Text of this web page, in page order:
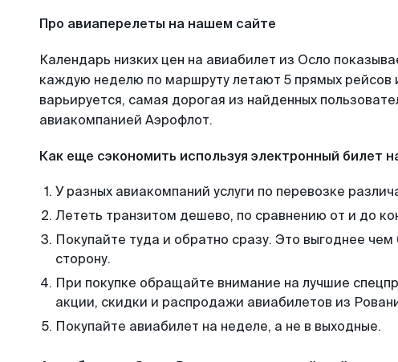
Про авиаперелеты на нашем сайте
Календарь низких цен на авиабилет из Осло
каждую неделю по маршруту летают 5 прямых рейсов
варьируется, самая дорогая из найденных
авиакомпанией Аэрофлот.
Как еще сэкономить используя электронный билет
У разных авиакомпаний услуги по перевозке
Лететь транзитом дешево, по сравнению от и до
Покупайте туда и обратно сразу. Это выгоднее
сторону.
При покупке обращайте внимание на лучшие
акции, скидки и распродажи авиабилетов из
Покупайте авиабилет на неделе, а не в выходные.